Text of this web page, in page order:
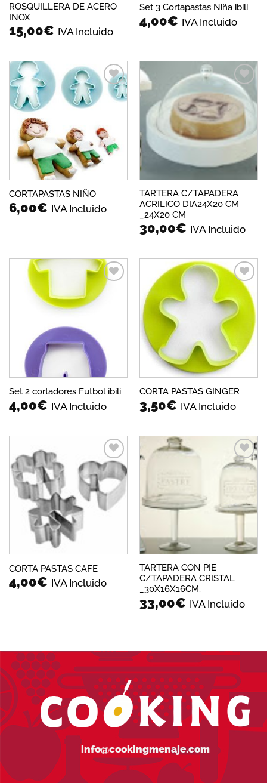
ROSQUILLERA DE ACERO
INOX
15,00€ IVA Incluido
Set 3 Cortapastas Niña ibili
4,00€ IVA Incluido
Añadir
a la
CORTAPASTAS NIÑO
6,00€ IVA Incluido
Añadir
a la
lista de
deseos
TARTERA C/TAPADERA
ACRILICO DIA24X20 CM
_24X20 CM
30,00€ IVA Incluido
Añadir
Set 2 cortadores Futbol ibili
4,00€ IVA Incluido
Añadir
a la
lista de
deseos
CORTA PASTAS GINGER
3,50€ IVA Incluido
Añadir
a la
lista de
deseos
CORTA PASTAS CAFE
4,00€ IVA Incluido
Añadir
lista de
deseos
TARTERA CON PIE
C/TAPADERA CRISTAL
_30X16X16CM.
33,00€ IVA Incluido
info@cookingmenaje.com